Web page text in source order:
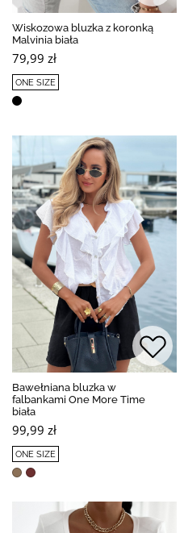
Wiskozowa bluzka z koronką
Malvinia biała
79,99 zł
ONE SIZE
Bawełniana bluzka w
falbankami One More Time
biała
99,99 zł
ONE SIZE